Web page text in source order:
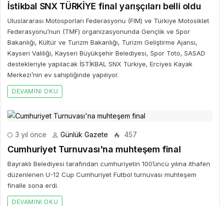
İstikbal SNX TÜRKİYE final yarışçıları belli oldu
Uluslararası Motosporları Federasyonu (FIM) ve Türkiye Motosiklet
Federasyonu’nun (TMF) organizasyonunda Gençlik ve Spor
Bakanlığı, Kültür ve Turizm Bakanlığı, Turizm Geliştirme Ajansı,
Kayseri Valiliği, Kayseri Büyükşehir Belediyesi, Spor Toto, SASAD
destekleriyle yapılacak İSTİKBAL SNX Türkiye, Erciyes Kayak
Merkezi’nin ev sahipliğinde yapılıyor.
DEVAMINI OKU
3 yıl önce Günlük Gazete 457
Cumhuriyet Turnuvası'na muhteşem final
Bayraklı Belediyesi tarafından cumhuriyetin 100’üncü yılına ithafen
düzenlenen U-12 Cup Cumhuriyet Futbol turnuvası muhteşem
finalle sona erdi.
DEVAMINI OKU